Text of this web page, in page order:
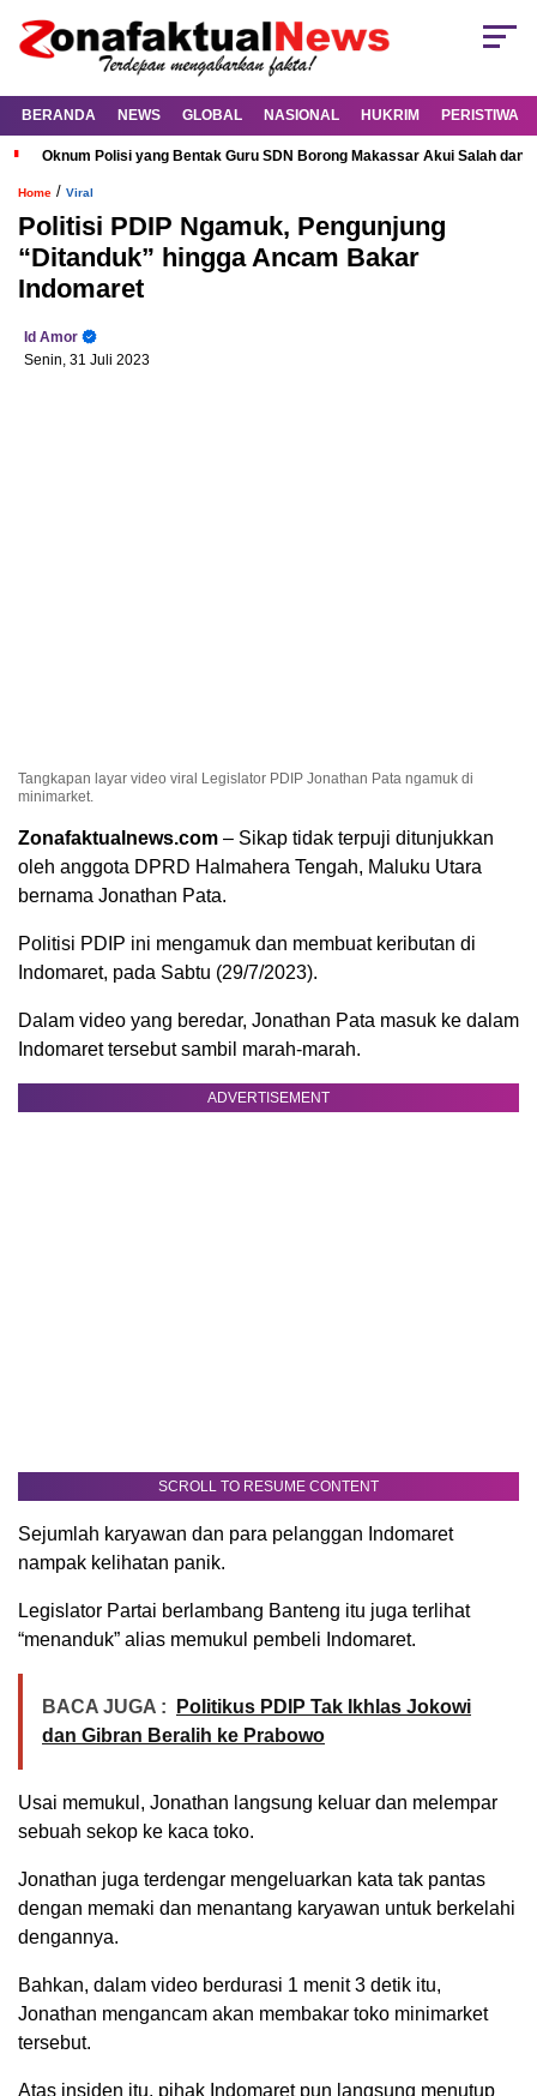
BERANDA NEWS GLOBAL NASIONAL HUKRIM PERISTIWA
Oknum Polisi yang Bentak Guru SDN Borong Makassar Akui Salah dan
Home / Viral
Politisi PDIP Ngamuk, Pengunjung
“Ditanduk” hingga Ancam Bakar
Indomaret
Id Amor
Senin, 31 Juli 2023
Tangkapan layar video viral Legislator PDIP Jonathan Pata ngamuk di
minimarket.
Zonafaktualnews.com – Sikap tidak terpuji ditunjukkan
oleh anggota DPRD Halmahera Tengah, Maluku Utara
bernama Jonathan Pata.
Politisi PDIP ini mengamuk dan membuat keributan di
Indomaret, pada Sabtu (29/7/2023).
Dalam video yang beredar, Jonathan Pata masuk ke dalam
Indomaret tersebut sambil marah-marah.
ADVERTISEMENT
SCROLL TO RESUME CONTENT
Sejumlah karyawan dan para pelanggan Indomaret
nampak kelihatan panik.
Legislator Partai berlambang Banteng itu juga terlihat
“menanduk” alias memukul pembeli Indomaret.
BACA JUGA :
Politikus PDIP Tak Ikhlas Jokowi
dan Gibran Beralih ke Prabowo
Usai memukul, Jonathan langsung keluar dan melempar
sebuah sekop ke kaca toko.
Jonathan juga terdengar mengeluarkan kata tak pantas
dengan memaki dan menantang karyawan untuk berkelahi
dengannya.
Bahkan, dalam video berdurasi 1 menit 3 detik itu,
Jonathan mengancam akan membakar toko minimarket
tersebut.
Atas insiden itu, pihak Indomaret pun langsung menutup